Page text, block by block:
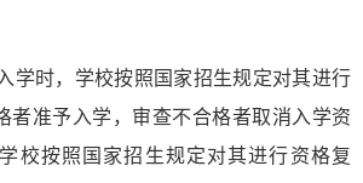
学时，学校按照国家招生规定对其进行
者准予入学，审查不合格者取消入学资
校按照国家招生规定对其进行资格复